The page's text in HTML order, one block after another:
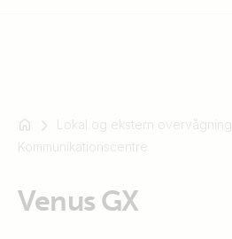
eksempel
Multiplus-
Lokal og ekstern overvågning
Kommunikationscentre
Venus GX